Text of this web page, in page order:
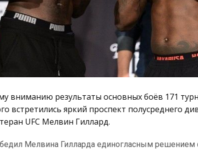
вниманию результаты основных боёв 171
встретились яркий проспект полусреднего
UFC Мелвин Гиллард.
Мелвина Гилларда единогласным решением